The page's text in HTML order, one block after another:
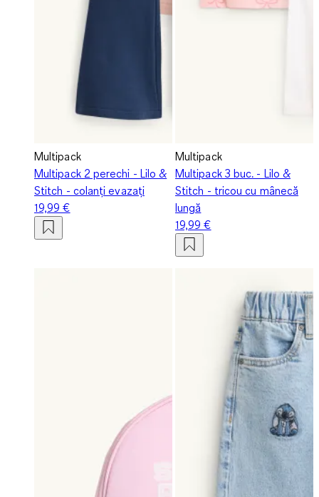
Multipack
Multipack 2 perechi - Lilo &
Stitch - colanți evazați
19,99 €
Multipack
Multipack 3 buc. - Lilo &
Stitch - tricou cu mânecă
lungă
19,99 €